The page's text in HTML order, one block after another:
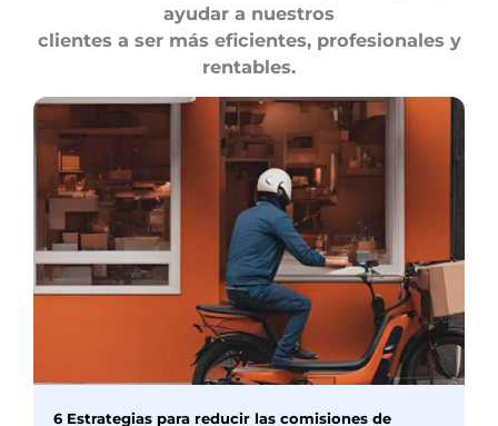
ayudar a nuestros
clientes a ser más eficientes, profesionales y
rentables.
6 Estrategias para reducir las comisiones de